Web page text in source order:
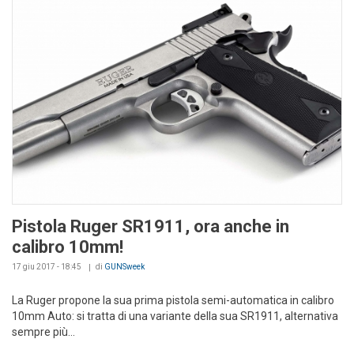
Pistola Ruger SR1911, ora anche in
calibro 10mm!
17 giu 2017 - 18:45 di GUNSweek
La Ruger propone la sua prima pistola semi-automatica in calibro
10mm Auto: si tratta di una variante della sua SR1911, alternativa
sempre più...